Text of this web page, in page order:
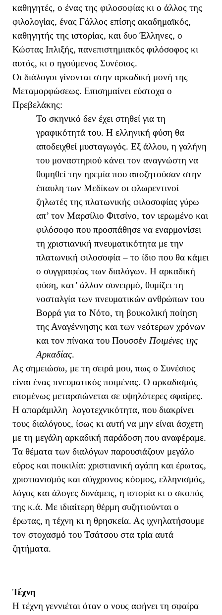
καθηγητές, ο ένας της φιλοσοφίας κι ο άλλος της
φιλολογίας, ένας Γάλλος επίσης ακαδημαϊκός,
καθηγητής της ιστορίας, και δυο Έλληνες, ο
Κώστας Ιπλιξής, πανεπιστημιακός φιλόσοφος κι
αυτός, κι ο ηγούμενος Συνέσιος.
Οι διάλογοι γίνονται στην αρκαδική μονή της
Μεταμορφώσεως. Επισημαίνει εύστοχα ο
Πρεβελάκης:
Το σκηνικό δεν έχει στηθεί για τη
γραφικότητά του. Η ελληνική φύση θα
αποδειχθεί μυσταγωγός. Εξ άλλου, η γαλήνη
του μοναστηριού κάνει τον αναγνώστη να
θυμηθεί την ηρεμία που αποζητούσαν στην
έπαυλη των Μεδίκων οι φλωρεντινοί
ζηλωτές της πλατωνικής φιλοσοφίας γύρω
απ’ τον Μαρσίλιο Φιτσίνο, τον ιερωμένο και
φιλόσοφο που προσπάθησε να εναρμονίσει
τη χριστιανική πνευματικότητα με την
πλατωνική φιλοσοφία – το ίδιο που θα κάμει
ο συγγραφέας των διαλόγων. Η αρκαδική
φύση, κατ’ άλλον συνειρμό, θυμίζει τη
νοσταλγία των πνευματικών ανθρώπων του
Βορρά για το Νότο, τη βουκολική ποίηση
της Αναγέννησης και των νεότερων χρόνων
και τον πίνακα του Πουσσέν Ποιμένες της
Αρκαδίας.
Ας σημειώσω, με τη σειρά μου, πως ο Συνέσιος
είναι ένας πνευματικός ποιμένας. Ο αρκαδισμός
επομένως μεταρσιώνεται σε υψηλότερες σφαίρες.
Η απαράμιλλη λογοτεχνικότητα, που διακρίνει
τους διαλόγους, ίσως κι αυτή να μην είναι άσχετη
με τη μεγάλη αρκαδική παράδοση που αναφέραμε.
Τα θέματα των διαλόγων παρουσιάζουν μεγάλο
εύρος και ποικιλία: χριστιανική αγάπη και έρωτας,
χριστιανισμός και σύγχρονος κόσμος, ελληνισμός,
λόγος και άλογες δυνάμεις, η ιστορία κι ο σκοπός
της κ.ά. Με ιδιαίτερη θέρμη συζητιούνται ο
έρωτας, η τέχνη κι η θρησκεία. Ας ιχνηλατήσουμε
τον στοχασμό του Τσάτσου στα τρία αυτά
ζητήματα.
Τέχνη
Η τέχνη γεννιέται όταν ο νους αφήνει τη σφαίρα